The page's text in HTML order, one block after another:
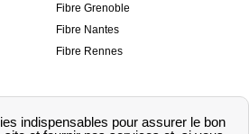
Fibre Grenoble
Fibre Nantes
Fibre Rennes
Mentions légales